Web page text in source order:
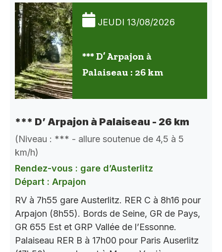
JEUDI 13/08/2026
*** D’ Arpajon à
Palaiseau : 26 km
*** D’ Arpajon à Palaiseau - 26 km
(Niveau : *** - allure soutenue de 4,5 à 5
km/h)
Rendez-vous : gare d’Austerlitz
Départ : Arpajon
RV à 7h55 gare Austerlitz. RER C à 8h16 pour
Arpajon (8h55). Bords de Seine, GR de Pays,
GR 655 Est et GRP Vallée de l’Essonne.
Palaiseau RER B à 17h00 pour Paris Auserlitz